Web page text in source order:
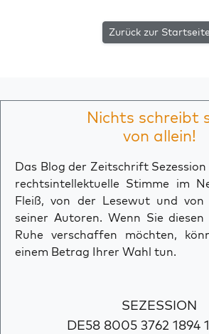
Zurück zur Startseite
Nichts schreibt
von allein!
Das Blog der Zeitschrift
rechtsintellektuelle Stimme im
Fleiß, von der Lesewut und
seiner Autoren. Wenn Sie
Ruhe verschaffen möchten,
einem Betrag Ihrer Wahl tun.
SEZESSION
DE58 8005 3762 1894